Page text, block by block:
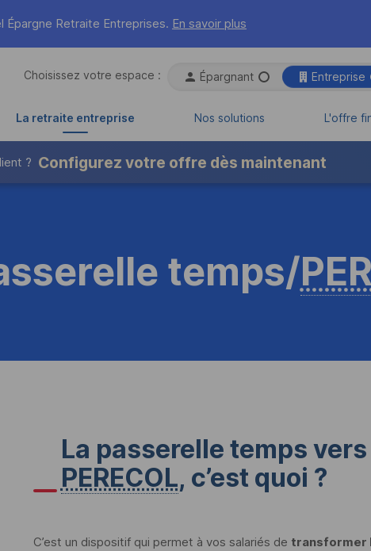
Épargne Retraite Entreprises. En savoir plus
Choisissez votre espace :  Épargnant Espace
Entreprise
La retraite entreprise Nos solutions L'offre
? Configurez votre offre dès maintenant
temps/
La passerelle temps
PERECOL, c’est quoi ?
C’est un dispositif qui permet à vos salariés de transformer